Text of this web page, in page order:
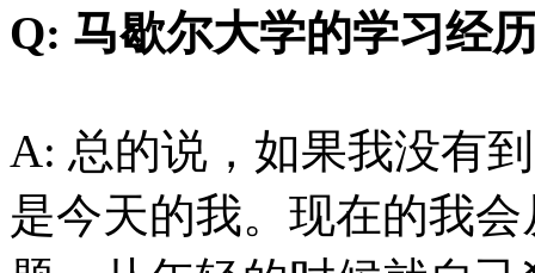
Q: 马歇尔大学的学习经
A: 总的说，如果我没有
是今天的我。现在的我